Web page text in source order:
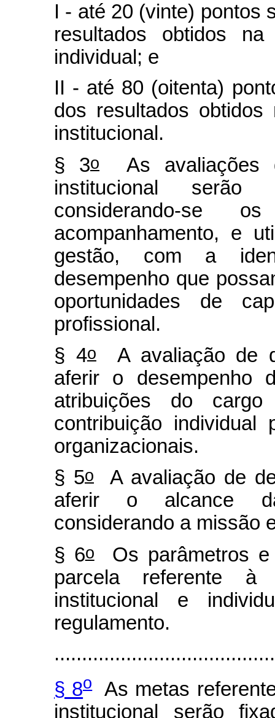
I - até 20 (vinte) pontos
resultados obtidos
individual; e
II - até 80 (oitenta)
dos resultados obtidos
institucional.
§ 3o
As avaliações
institucional serão
considerando-se
acompanhamento, e
gestão, com a
desempenho que
oportunidades de
profissional.
§ 4oA avaliação de
aferir o desempenho
atribuições do
contribuição
organizacionais.
§ 5o
A avaliação de
aferir o alcance
considerando a missão
§ 6oOs parâmetros e
parcela referente à
institucional e
regulamento.
§ 8oAs metas
institucional serão